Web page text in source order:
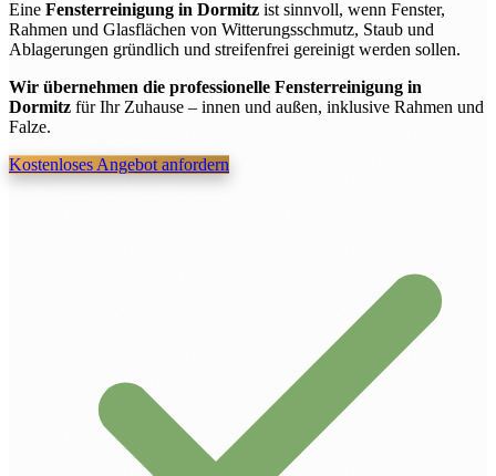
Eine Fensterreinigung in Dormitz ist sinnvoll, wenn Fenster,
Rahmen und Glasflächen von Witterungsschmutz, Staub und
Ablagerungen gründlich und streifenfrei gereinigt werden sollen.
Wir übernehmen die professionelle Fensterreinigung in
Dormitz für Ihr Zuhause – innen und außen, inklusive Rahmen und
Falze.
Kostenloses Angebot anfordern